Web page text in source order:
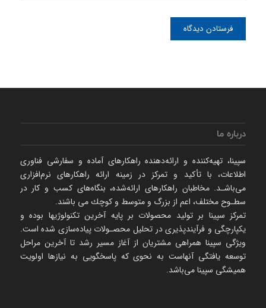
درباره ما
سپینا، تهیه‌كننده و ارائه‌‌دهنده راهكارهای آماده و سفارشی فناوری
اطلاعات، با تأكید و تمركز در زمینه ارائه راهکارهای نرم‌‌افزاری
می‌باشـد. مخاطبان راهكارهای ارائه‌شده، بنگاه‌های كسب و كار در
سطـوح مختلف، اعم از بزرگ و متوسط و كوچك می‌ باشند.
تمرکز سپینا بر تولید محصولات بر پایه آخرین تکنولوژیها بوده و
یکپارچگی و فرآیندپذیری در تحلیل محصـولات پیاده‌سازی شده است.
ویژگی سپینا همراهی مشتریان از آغاز مسیر رشد تا آخرین مراحل
توسعه یافتگی آنهاست به نحوی که پاسخگویی به نیازها اولویت
همیشگی سپینا می‌باشد.